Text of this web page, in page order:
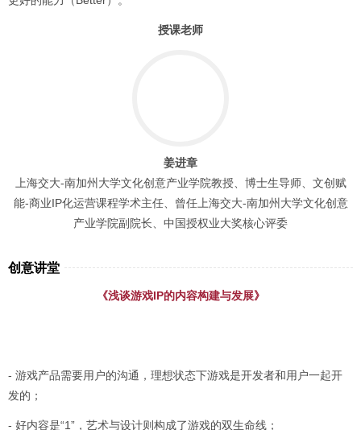
授课老师
姜进章
上海交大-南加州大学文化创意产业学院教授、博士生导师、文创赋
能-商业IP化运营课程学术主任、曾任上海交大-南加州大学文化创意
产业学院副院长、中国授权业大奖核心评委
创意讲堂
《浅谈游戏IP的内容构建与发展》
- 游戏产品需要用户的沟通，理想状态下游戏是开发者和用户一起开
发的；
- 好内容是“1”，艺术与设计则构成了游戏的双生命线；